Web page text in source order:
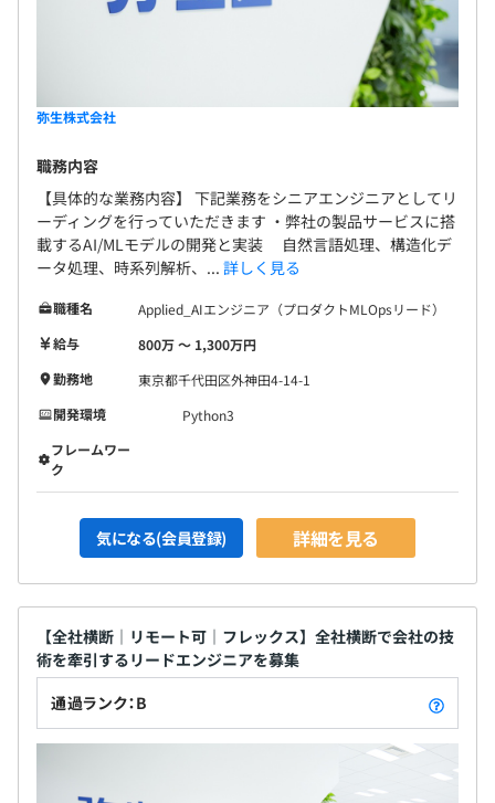
弥生株式会社
職務内容
【具体的な業務内容】 下記業務をシニアエンジニアとしてリ
ーディングを行っていただきます ・弊社の製品サービスに搭
載するAI/MLモデルの開発と実装 自然言語処理、構造化デ
ータ処理、時系列解析、... 詳しく見る
職種名
Applied_AIエンジニア（プロダクトMLOpsリード）
給与
800万 〜 1,300万円
勤務地
東京都千代田区外神田4-14-1
開発環境
Python3
フレームワー
ク
気になる(会員登録) 詳細を見る
【全社横断｜リモート可｜フレックス】全社横断で会社の技
術を牽引するリードエンジニアを募集
通過ランク：B